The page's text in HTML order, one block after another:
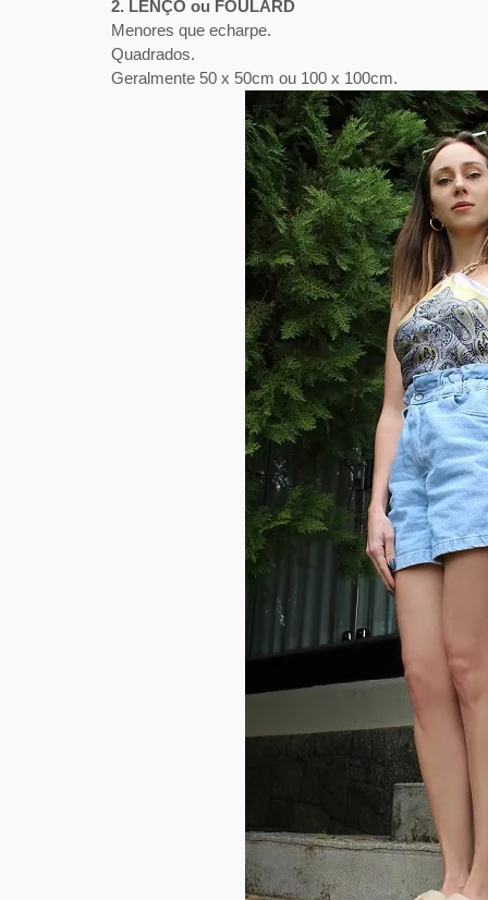
2. LENÇO ou FOULARD
Menores que echarpe.
Quadrados.
Geralmente 50 x 50cm ou 100 x 100cm.